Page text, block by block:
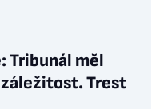
Tribunál měl
Trest